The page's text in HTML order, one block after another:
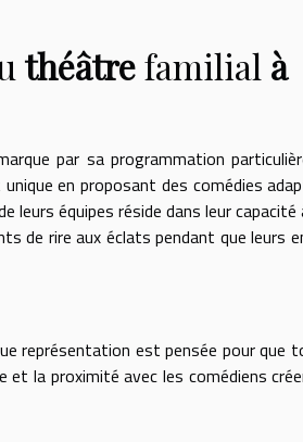
théâtrefamilial à
par sa programmation
en proposant des comédies
équipes réside dans leur capacité
de rire aux éclats pendant que leurs
représentation est pensée pour que
et la proximité avec les comédiens